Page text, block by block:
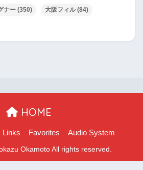
ナー (350) 大阪フィル(84)
HOME
Links Favorites Audio System